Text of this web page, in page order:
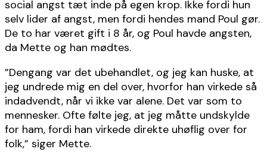
social angst tæt inde på egen krop. Ikke fordi hun
selv lider af angst, men fordi hendes mand Poul gør.
De to har været gift i 8 år, og Poul havde angsten,
da Mette og han mødtes.
”Dengang var det ubehandlet, og jeg kan huske, at
jeg undrede mig en del over, hvorfor han virkede så
indadvendt, når vi ikke var alene. Det var som to
mennesker. Ofte følte jeg, at jeg måtte undskylde
for ham, fordi han virkede direkte uhøflig over for
folk,” siger Mette.